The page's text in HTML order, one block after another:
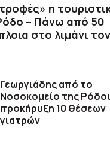
η
– Πάνω από 50
στο λιμάνι τον
Γεωργιάδης από το
Νοσοκομείο της
προκήρυξη 10 θέσεων
γιατρών